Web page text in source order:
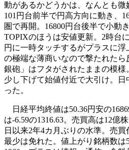
動があるかどうかは、なんとも
101円台前半で円高方向に動き、
圏で再開。16800円台後半で小動
TOPIXのほうは安値更新。2時台
円に一時タッチするがプラスに
の極端な薄商いなので撃たれたら
銀砲」はフタがされたままの模
少し下げて始値付近で大引け。
った。
日経平均終値は50.36円安の
は-6.59の1316.63。売買高は12億
日以来2年4カ月ぶりの水準。売
最少は免れた。値上がり銘柄数は